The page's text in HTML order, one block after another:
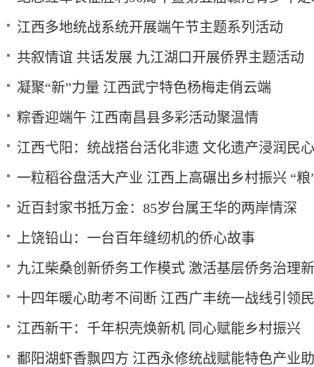
江西多地统战系统开展端午节主题系列活动
共叙情谊 共话发展 九江湖口开展侨界主题活动
凝聚“新”力量 江西武宁特色杨梅走俏云端
粽香迎端午 江西南昌县多彩活动聚温情
江西弋阳：统战搭台活化非遗 文化遗产浸润民心
一粒稻谷盘活大产业 江西上高碾出乡村振兴 “粮
近百封家书抵万金：85岁台属王华的两岸情深
上饶铅山：一台百年缝纫机的侨心故事
九江柴桑创新侨务工作模式 激活基层侨务治理
十四年暖心助考不间断 江西广丰统一战线引领
江西新干：千年枳壳焕新机 同心赋能乡村振兴
鄱阳湖虾香飘四方 江西永修统战赋能特色产业